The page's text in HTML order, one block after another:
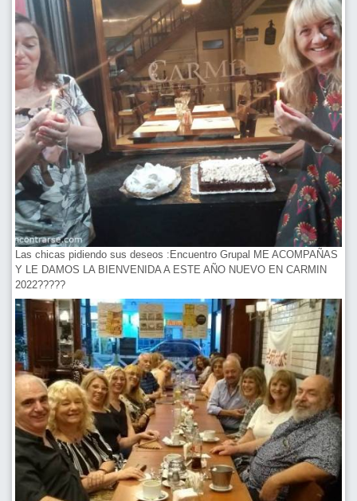
Las chicas pidiendo sus deseos :Encuentro Grupal ME ACOMPAÑAS
Y LE DAMOS LA BIENVENIDA A ESTE AÑO NUEVO EN CARMIN
2022?????